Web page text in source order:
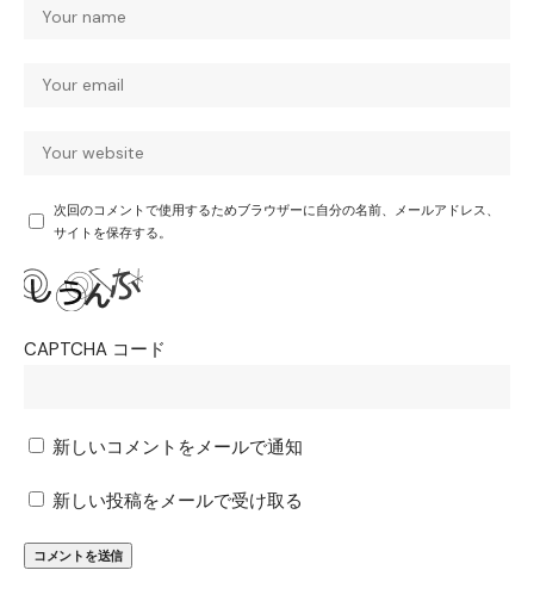
次回のコメントで使用するためブラウザーに自分の名前、メールアドレス、
サイトを保存する。
CAPTCHA コード
新しいコメントをメールで通知
新しい投稿をメールで受け取る